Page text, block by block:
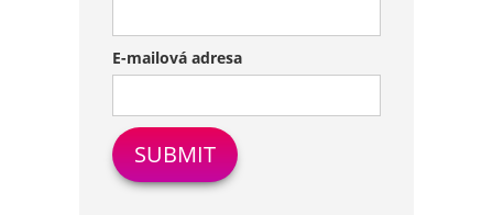
E-mailová adresa